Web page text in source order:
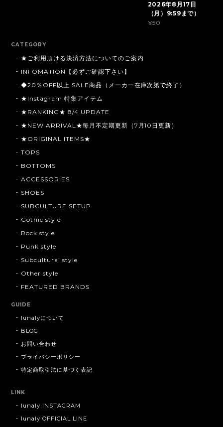
2026年8月17日
（月）9:59まで）
¥50
CATEGORY
★ご利用頂ける決済方法についてのご案内
INFOMATION【必ずご確認下さい】
◆20％OFF以上 SALE商品（メーカー在庫次第で終了）
★Instagram 特集アイテム
★RANKING★ 8/4 UPDATE
★NEW ARRIVAL★毎月不定期更新（7月10日更新）
★ORIGINAL ITEMS★
TOPS
BOTTOMS
ACCESSORIES
SHOES
SUBCULTURE SETUP
Gothic style
Rock style
Punk style
Subcultural style
Other style
FEATURED BRANDS
GUIDE
lunalyについて
BLOG
お問い合わせ
プライバシーポリシー
特定商取引法に基づく表記
LINK
lunaly INSTAGRAM
lunaly OFFICIAL LINE